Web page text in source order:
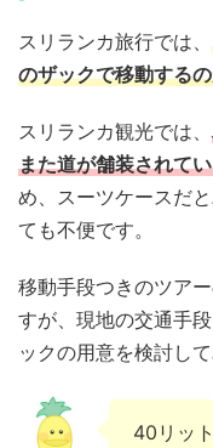
スリランカ旅行では、
のザックで移動する
スリランカ観光では、
また道が舗装されて
め、スーツケースだ
ても不便です。
移動手段つきのツア
すが、現地の交通手
ックの用意を検討し
40リッ